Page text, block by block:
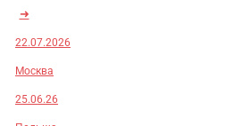
➜
22.07.2026
Москва
25.06.26